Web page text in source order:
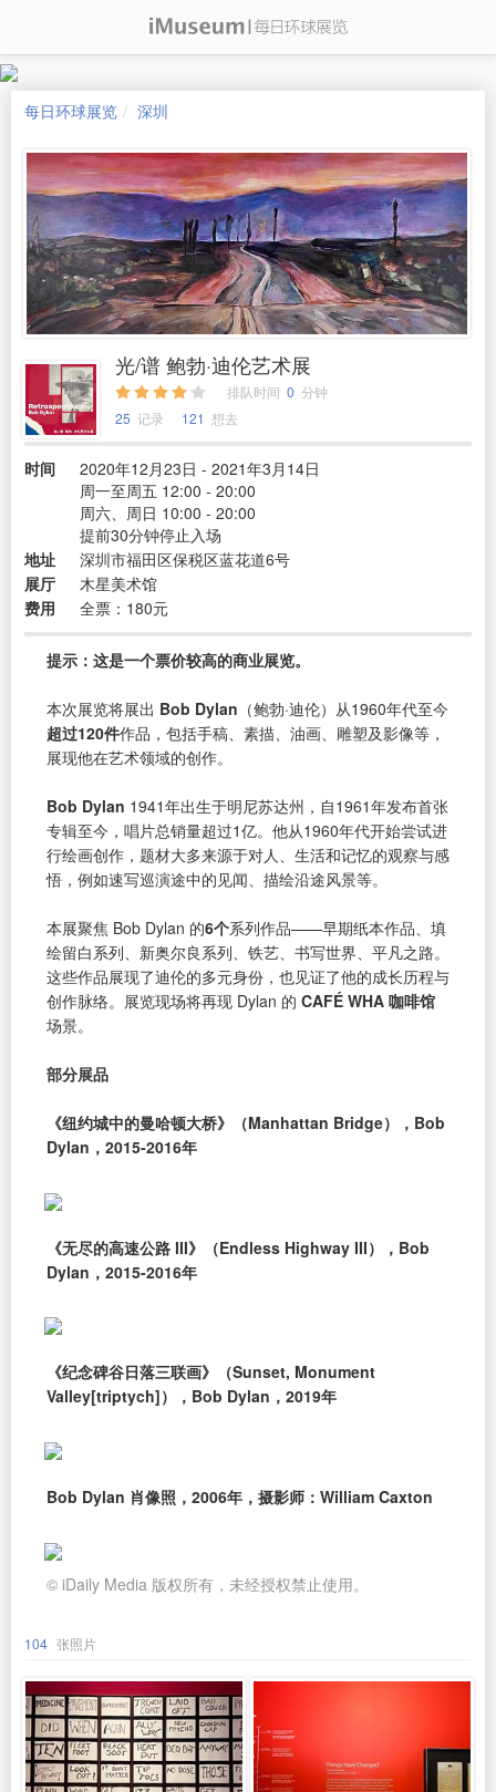
每日环球展览 深圳
光/谱 鲍勃·迪伦艺术展
排队时间 0 分钟
25 记录 121 想去
时间
2020年12月23日 - 2021年3月14日
周一至周五 12:00 - 20:00
周六、周日 10:00 - 20:00
提前30分钟停止入场
地址
深圳市福田区保税区蓝花道6号
展厅
木星美术馆
费用
全票：180元
提示：这是一个票价较高的商业展览。
本次展览将展出 Bob Dylan （鲍勃·迪伦）从1960年代至今
超过120件作品，包括手稿、素描、油画、雕塑及影像等，
展现他在艺术领域的创作。
Bob Dylan 1941年出生于明尼苏达州，自1961年发布首张
专辑至今，唱片总销量超过1亿。他从1960年代开始尝试进
行绘画创作，题材大多来源于对人、生活和记忆的观察与感
悟，例如速写巡演途中的见闻、描绘沿途风景等。
本展聚焦 Bob Dylan 的6个系列作品——早期纸本作品、填
绘留白系列、新奥尔良系列、铁艺、书写世界、平凡之路。
这些作品展现了迪伦的多元身份，也见证了他的成长历程与
创作脉络。展览现场将再现 Dylan 的 CAFÉ WHA 咖啡馆
场景。
部分展品
《纽约城中的曼哈顿大桥》（Manhattan Bridge），Bob
Dylan，2015-2016年
《无尽的高速公路 III》（Endless Highway III），Bob
Dylan，2015-2016年
《纪念碑谷日落三联画》（Sunset, Monument
Valley[triptych]），Bob Dylan，2019年
Bob Dylan 肖像照，2006年，摄影师：William Caxton
© iDaily Media 版权所有，未经授权禁止使用。
104 张照片